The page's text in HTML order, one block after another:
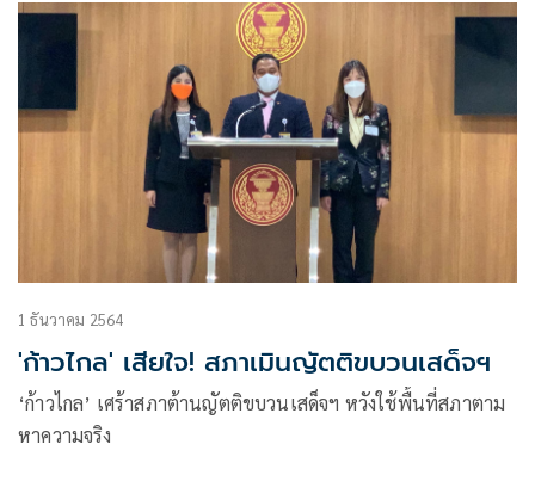
ไม่ได้อยู่เบื้องหลัง ลั่นเปิดหน้าสู้ อย่ามุดใต้กระโปรงเด็ก
1 ธันวาคม 2564
'ก้าวไกล' เสียใจ! สภาเมินญัตติขบวนเสด็จฯ
‘ก้าวไกล’ เศร้าสภาต้านญัตติขบวนเสด็จฯ หวังใช้พื้นที่สภาตาม
หาความจริง